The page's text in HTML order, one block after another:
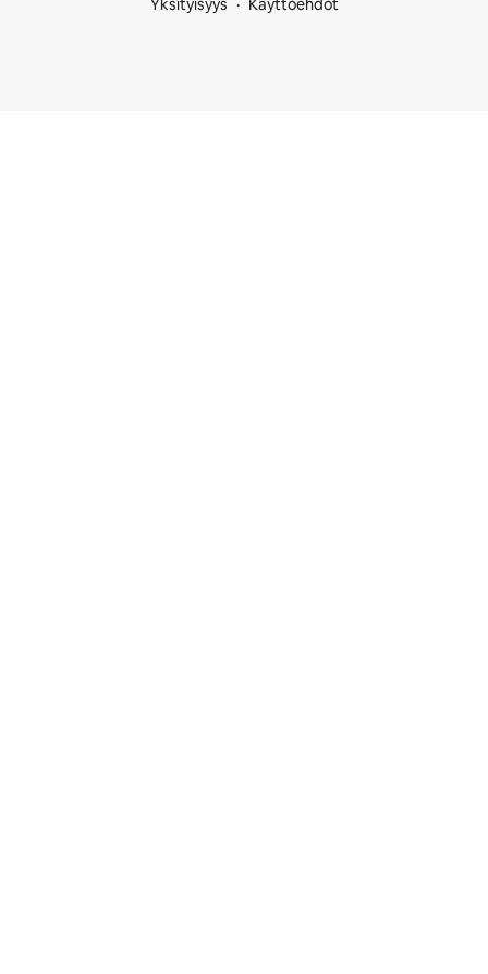
Yksityisyys
Käyttöehdot